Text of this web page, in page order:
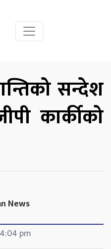
सन्देश
कार्कीको
News
pm